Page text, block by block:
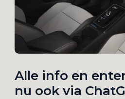
Alle info en
nu ook via